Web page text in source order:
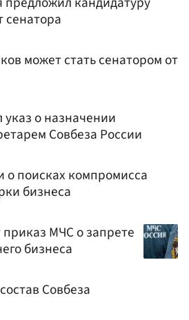
сенатора
может стать сенатором от
о назначении
Совбеза России
поисках компромисса
бизнеса
МЧС о запрете
бизнеса
Совбеза